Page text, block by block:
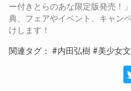
ー付きとらのあな限定版発売！
典、フェアやイベント、キャン
けします！
関連タグ： #内田弘樹 #美少女